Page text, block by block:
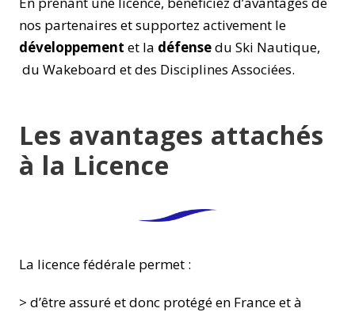
nos partenaires et supportez activement le
développement et la défensedu Ski Nautique,
du Wakeboard et des Disciplines Associées.
Les avantages attachés
à la Licence
La licence fédérale permet :
> d’être assuré et donc protégé en France et à